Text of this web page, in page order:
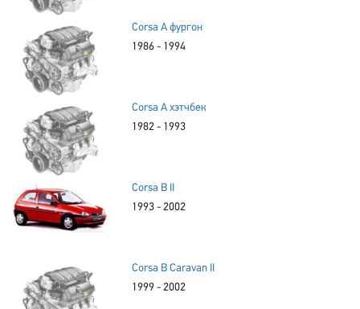
Corsa A фургон
1986 - 1994
Corsa A хэтчбек
1982 - 1993
Corsa B II
1993 - 2002
Corsa B Caravan II
1999 - 2002